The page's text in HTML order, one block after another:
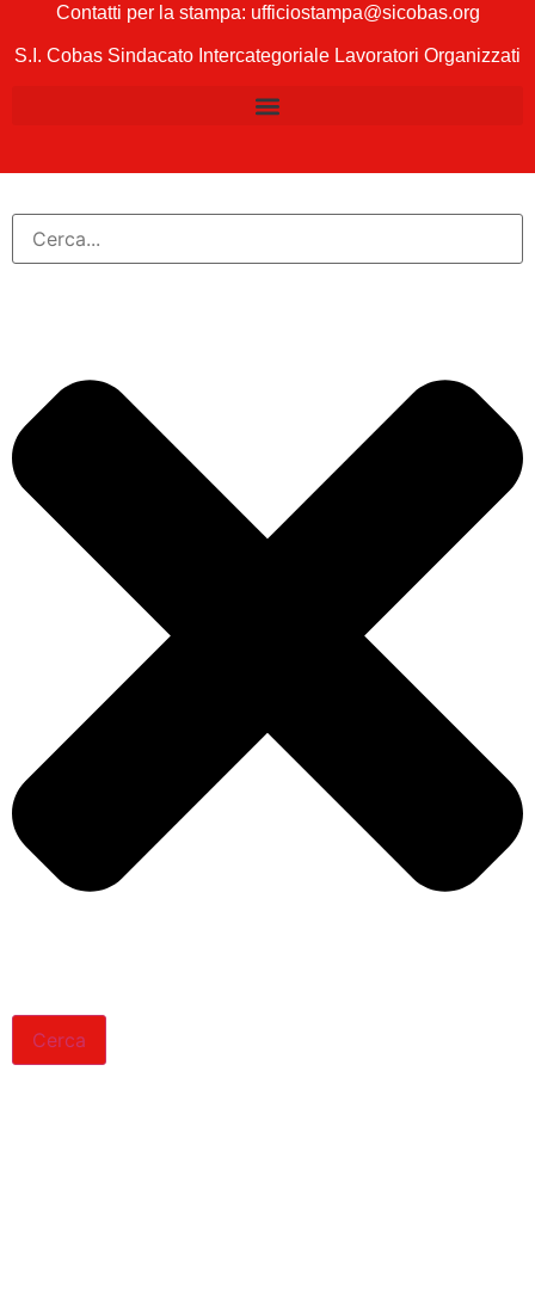
Contatti per la stampa: ufficiostampa@sicobas.org
S.I. Cobas Sindacato Intercategoriale Lavoratori Organizzati
Cerca